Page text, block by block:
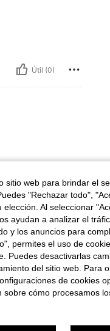
Útil (0)
Útil (0)
sitio web para brindar el
"Rechazar todo",
Al seleccionar
ayudan a analizar el
y los anuncios para
permites el uso de
Puedes desactivarlas
del sitio web. Para
de cookies
cómo procesamos